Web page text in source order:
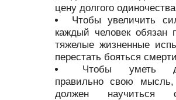
цену долгого
Чтобы увеличить
каждый человек обязан
тяжелые жизненные
перестать бояться
Чтобы уметь
правильно свою мысль,
должен научиться